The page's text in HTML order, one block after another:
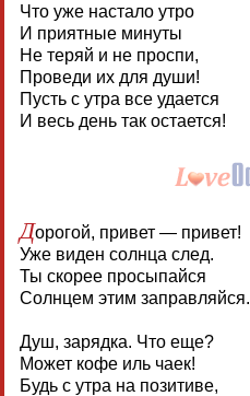
Что уже настало утро
И приятные минуты
Не теряй и не проспи,
Проведи их для души!
Пусть с утра все удается
И весь день так остается!
Дорогой, привет — привет!
Уже виден солнца след.
Ты скорее просыпайся
Солнцем этим заправляйся.
Душ, зарядка. Что еще?
Может кофе иль чаек!
Будь с утра на позитиве,